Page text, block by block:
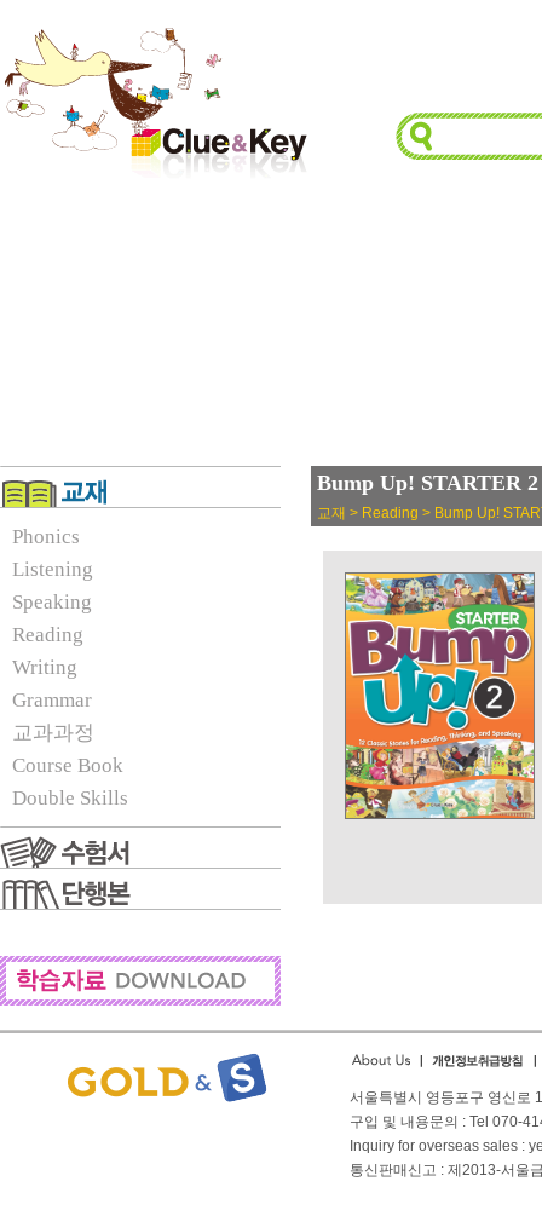
Phonics
Listening
Speaking
Reading
Writing
Grammar
교과과정
Course Book
Double Skills
Bump Up! STARTER
교재 > Reading > Bump Up!
서울특별시 영등포구 영신로
구입 및 내용문의 : Tel 070-
Inquiry for overseas sales :
통신판매신고 : 제2013-서울